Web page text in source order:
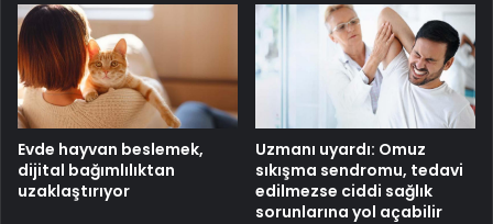
Evde hayvan beslemek,
dijital bağımlılıktan
uzaklaştırıyor
Uzmanı uyardı: Omuz
sıkışma sendromu, tedavi
edilmezse ciddi sağlık
sorunlarına yol açabilir